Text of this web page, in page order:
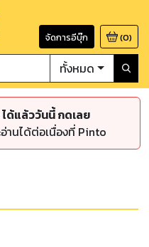
จัดการอีบุ๊ก (0)
ทั้งหมด
ด้แล้ววันนี้ กดเลย
านได้ต่อเนื่องที่ Pinto